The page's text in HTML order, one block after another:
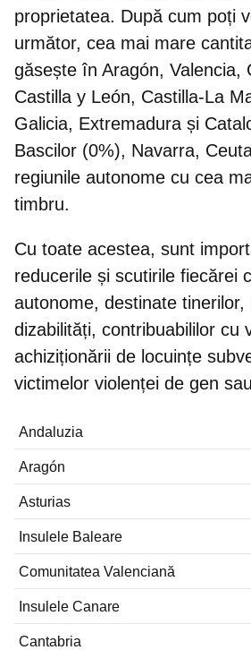
proprietatea. După cum poți
următor, cea mai mare
găsește în Aragón, Valencia,
Castilla y León, Castilla-La
Galicia, Extremadura și
Bascilor (0%), Navarra,
regiunile autonome cu cea
timbru.
Cu toate acestea, sunt
reducerile și scutirile fiecărei
autonome, destinate tinerilor,
dizabilități, contribuabililor cu
achiziționării de locuințe
victimelor violenței de gen
Andaluzia
Aragón
Asturias
Insulele Baleare
Comunitatea Valenciană
Insulele Canare
Cantabria